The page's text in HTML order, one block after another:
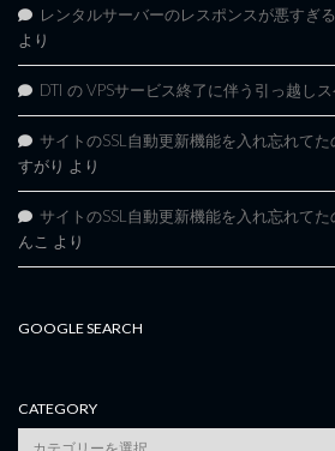
レンタルサーバーのレスポンスが悪すぎ
より
DTI の VPSサービス終了に伴う引っ越し
サイトのSSL自動更新機能を入れ忘れて
すがり より
サイトのSSL自動更新機能を入れ忘れて
んこ より
GOOGLE SEARCH
CATEGORY
category